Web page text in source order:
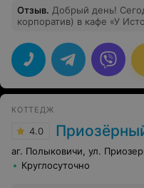
Отзыв. Добрый день!
корпоратив) в кафе «У
благодарность
вечер они были с
чтоб на столе все было
чисто.Благодаря такому
повышается уровень
лучшее!Очень просим не
отзыв и наградить
же хотим выразить
заведения,все было вкусно.
КОТТЕДЖ
4.0
аг. Полыковичи, ул.
Круглосуточно